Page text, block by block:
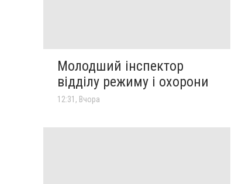
Молодший інспектор
відділу режиму і охорони
12:31, Вчора